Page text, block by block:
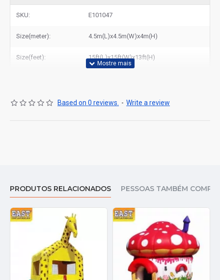
SKU: E101047
Size(meter): 4.5m(L)x4.5m(W)x4m(H)
Size(feet): 15ft(L)x15ft(W)x13ft(H)
Based on 0 reviews. - Write a review
PRODUTOS RELACIONADOS PESSOAS TAMBÉM